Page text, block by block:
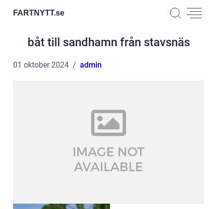
FARTNYTT.se
båt till sandhamn från stavsnäs
01 oktober 2024 admin